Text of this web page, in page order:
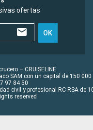
ofertas
OK
– CRUISELINE
SAM con un capital de 150 000
97 84 50
civil y profesional RC RSA de
reserved